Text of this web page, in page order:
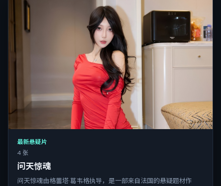
最新悬疑片
4 张
问天惊魂
问天惊魂由格蕾塔·葛韦格执导，是一部来自法国的悬疑题材作